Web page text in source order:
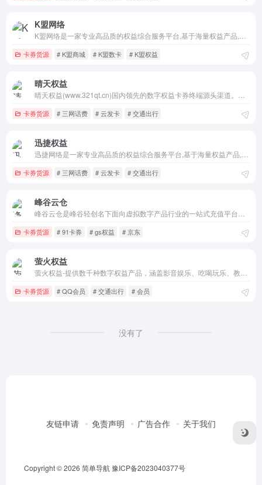
K盟网络
卡券货源 # K盟商城 # K盟数卡 # K盟权益
晴天权益
卡券货源 # 三网话费 # 云发卡 # 交通出行
迅捷权益
卡券货源 # 三网话费 # 云发卡 # 交通出行
峰谷云仓
卡券货源 # 91卡券 # gs权益 # 京东
萤火权益
卡券货源 # QQ会员 # 交通出行 # 会员
没有了
友链申请 免责声明 广告合作 关于我们
Copyright © 2026 简单导航豫ICP备2023040377号